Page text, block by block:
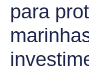
para